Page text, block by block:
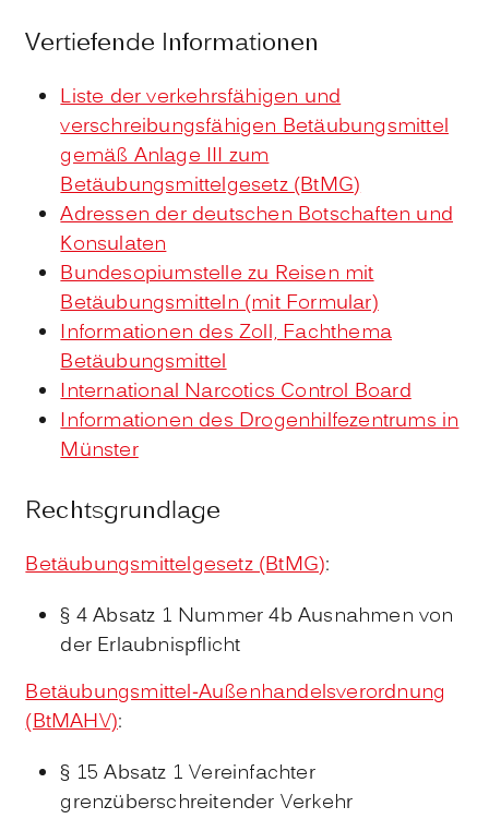
Vertiefende Informationen
Liste der verkehrsfähigen und
verschreibungsfähigen Betäubungsmittel
gemäß Anlage III zum
Betäubungsmittelgesetz (BtMG)
Adressen der deutschen Botschaften und
Konsulaten
Bundesopiumstelle zu Reisen mit
Betäubungsmitteln (mit Formular)
Informationen des Zoll, Fachthema
Betäubungsmittel
International Narcotics Control Board
Informationen des Drogenhilfezentrums in
Münster
Rechtsgrundlage
Betäubungsmittelgesetz (BtMG):
§ 4 Absatz 1 Nummer 4b Ausnahmen von
der Erlaubnispflicht
Betäubungsmittel-Außenhandelsverordnung
(BtMAHV):
§ 15 Absatz 1 Vereinfachter
grenzüberschreitender Verkehr